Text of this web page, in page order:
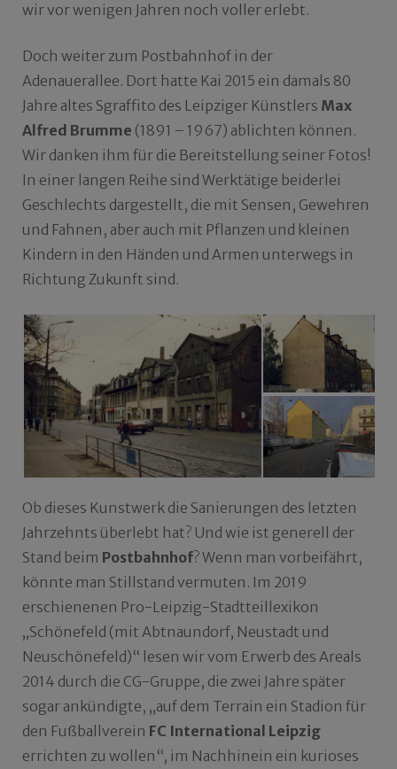
wir vor wenigen Jahren noch voller erlebt.
Doch weiter zum Postbahnhof in der
Adenauerallee. Dort hatte Kai 2015 ein damals 80
Jahre altes Sgraffito des Leipziger Künstlers Max
Alfred Brumme (1891 – 1967) ablichten können.
Wir danken ihm für die Bereitstellung seiner Fotos!
In einer langen Reihe sind Werktätige beiderlei
Geschlechts dargestellt, die mit Sensen, Gewehren
und Fahnen, aber auch mit Pflanzen und kleinen
Kindern in den Händen und Armen unterwegs in
Richtung Zukunft sind.
Ob dieses Kunstwerk die Sanierungen des letzten
Jahrzehnts überlebt hat? Und wie ist generell der
Stand beim Postbahnhof? Wenn man vorbeifährt,
könnte man Stillstand vermuten. Im 2019
erschienenen Pro-Leipzig-Stadtteillexikon
„Schönefeld (mit Abtnaundorf, Neustadt und
Neuschönefeld)“ lesen wir vom Erwerb des Areals
2014 durch die CG-Gruppe, die zwei Jahre später
sogar ankündigte, „auf dem Terrain ein Stadion für
den Fußballverein FC International Leipzig
errichten zu wollen“, im Nachhinein ein kurioses